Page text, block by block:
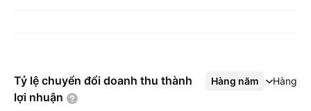
Tỷ lệ chuyển đổi doanh thu thành
lợi nhuận
Hàng năm Hàng
Xem thêm